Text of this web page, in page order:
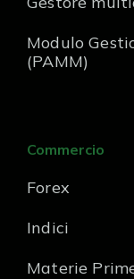
Modulo
(PAMM)
Commercio
Forex
Indici
Materie